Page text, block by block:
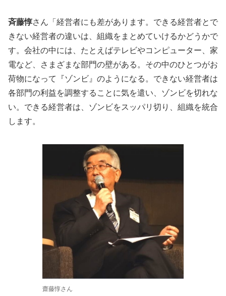
斉藤惇さん「経営者にも差があります。できる経営者とで
きない経営者の違いは、組織をまとめていけるかどうかで
す。会社の中には、たとえばテレビやコンピューター、家
電など、さまざまな部門の壁がある。その中のひとつがお
荷物になって『ゾンビ』のようになる。できない経営者は
各部門の利益を調整することに気を遣い、ゾンビを切れな
い。できる経営者は、ゾンビをスッパリ切り、組織を統合
します。
齋藤惇さん